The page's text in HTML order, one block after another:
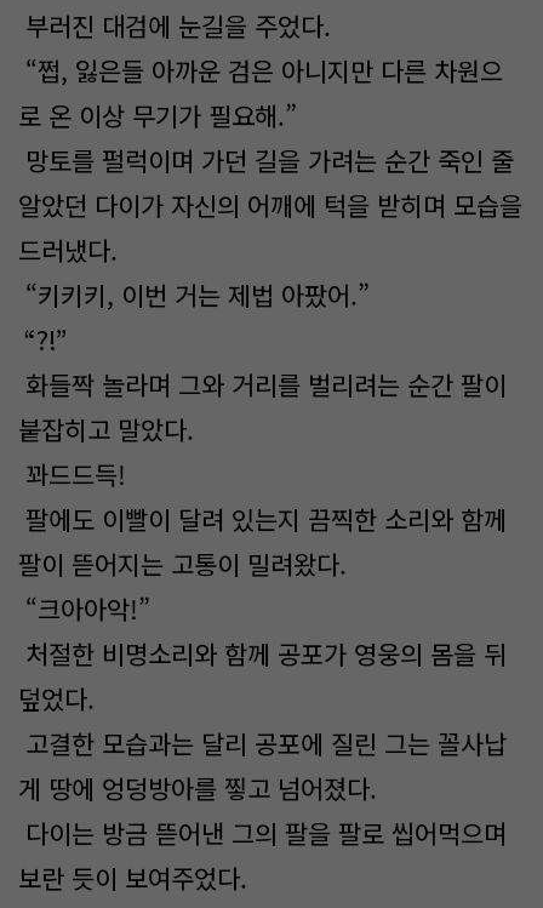
부러진 대검에 눈길을 주었다.
“쩝, 잃은들 아까운 검은 아니지만 다른 차원으
로 온 이상 무기가 필요해.”
망토를 펄럭이며 가던 길을 가려는 순간 죽인 줄
알았던 다이가 자신의 어깨에 턱을 받히며 모습을
드러냈다.
“키키키, 이번 거는 제법 아팠어.”
“?!”
화들짝 놀라며 그와 거리를 벌리려는 순간 팔이
붙잡히고 말았다.
꽈드드득!
팔에도 이빨이 달려 있는지 끔찍한 소리와 함께
팔이 뜯어지는 고통이 밀려왔다.
“크아아악!”
처절한 비명소리와 함께 공포가 영웅의 몸을 뒤
덮었다.
고결한 모습과는 달리 공포에 질린 그는 꼴사납
게 땅에 엉덩방아를 찧고 넘어졌다.
다이는 방금 뜯어낸 그의 팔을 팔로 씹어먹으며
보란 듯이 보여주었다.